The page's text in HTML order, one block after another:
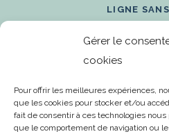
Gérer le
cookies
Pour offrir les meilleures expériences,
que les cookies pour stocker et/ou
fait de consentir à ces technologies
que le comportement de navigation ou
LIGNE
1 866